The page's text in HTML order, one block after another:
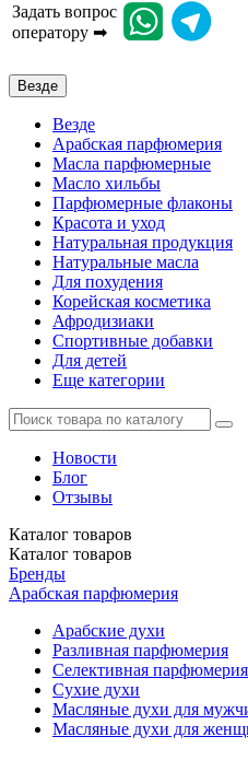
Задать вопрос
оператору ➡
Везде
Везде
Арабская парфюмерия
Масла парфюмерные
Масло хильбы
Парфюмерные флаконы
Красота и уход
Натуральная продукция
Натуральные масла
Для похудения
Корейская косметика
Афродизиаки
Спортивные добавки
Для детей
Еще категории
Новости
Блог
Отзывы
Каталог товаров
Каталог товаров
Бренды
Арабская парфюмерия
Арабские духи
Разливная парфюмерия
Селективная парфюмерия
Сухие духи
Масляные духи для
Масляные духи для